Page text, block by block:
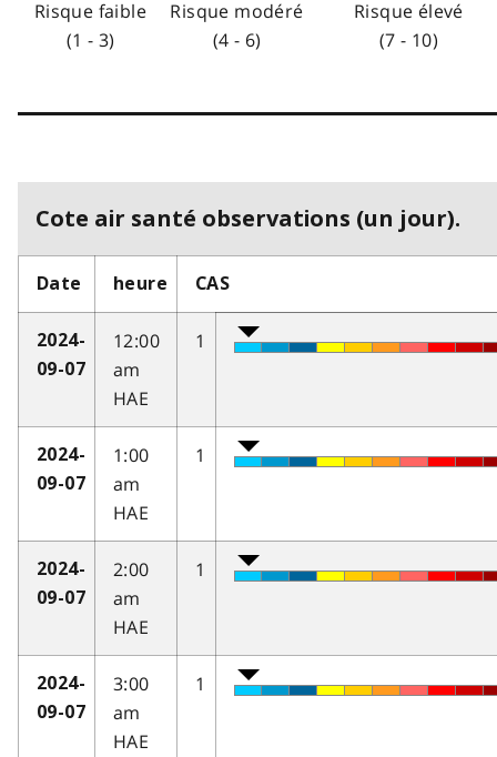
Risque faible
(1 - 3)
Risque modéré
(4 - 6)
Risque élevé
(7 - 10)
Cote air santé observations (un jour).
Date heure CAS
2024-
09-07
12:00
am
HAE
1
2024-
09-07
1:00
am
HAE
1
2024-
09-07
2:00
am
HAE
1
2024-
09-07
3:00
am
HAE
1